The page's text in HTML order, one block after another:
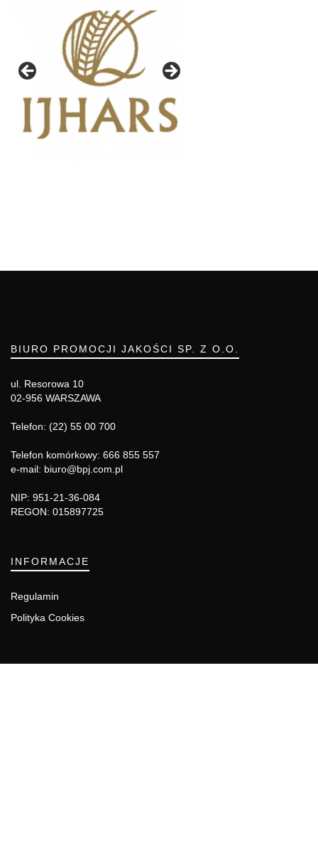
BIURO PROMOCJI JAKOŚCI SP. Z O.O.
ul. Resorowa 10
02-956 WARSZAWA
Telefon: (22) 55 00 700
Telefon komórkowy: 666 855 557
e-mail: biuro@bpj.com.pl
NIP: 951-21-36-084
REGON: 015897725
INFORMACJE
Regulamin
Polityka Cookies
DZIAŁY GAZETY